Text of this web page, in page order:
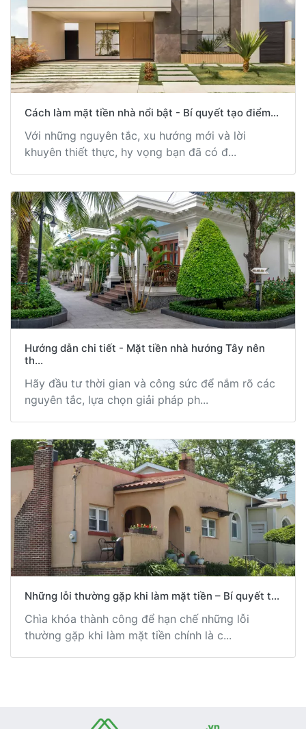
Cách làm mặt tiền nhà nổi bật - Bí quyết tạo điểm...
Với những nguyên tắc, xu hướng mới và lời
khuyên thiết thực, hy vọng bạn đã có đ...
Hướng dẫn chi tiết - Mặt tiền nhà hướng Tây nên
th...
Hãy đầu tư thời gian và công sức để nắm rõ các
nguyên tắc, lựa chọn giải pháp ph...
Những lỗi thường gặp khi làm mặt tiền – Bí quyết t...
Chìa khóa thành công để hạn chế những lỗi
thường gặp khi làm mặt tiền chính là c...